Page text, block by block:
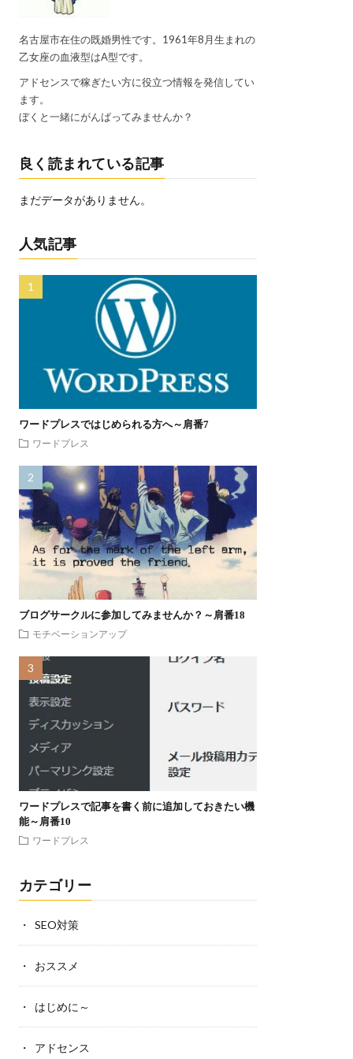
名古屋市在住の既婚男性です。1961年8月生まれの
乙女座の血液型はA型です。
アドセンスで稼ぎたい方に役立つ情報を発信してい
ます。
ぼくと一緒にがんばってみませんか？
良く読まれている記事
まだデータがありません。
人気記事
ワードプレスではじめられる方へ～肩番7
ワードプレス
ブログサークルに参加してみませんか？～肩番18
モチベーションアップ
ワードプレスで記事を書く前に追加しておきたい機
能～肩番10
ワードプレス
カテゴリー
SEO対策
おススメ
はじめに～
アドセンス